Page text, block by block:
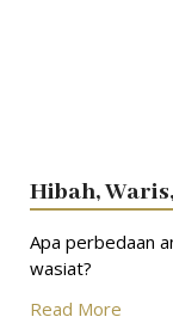
Hibah,
Apa perbedaan
wasiat?
Read More